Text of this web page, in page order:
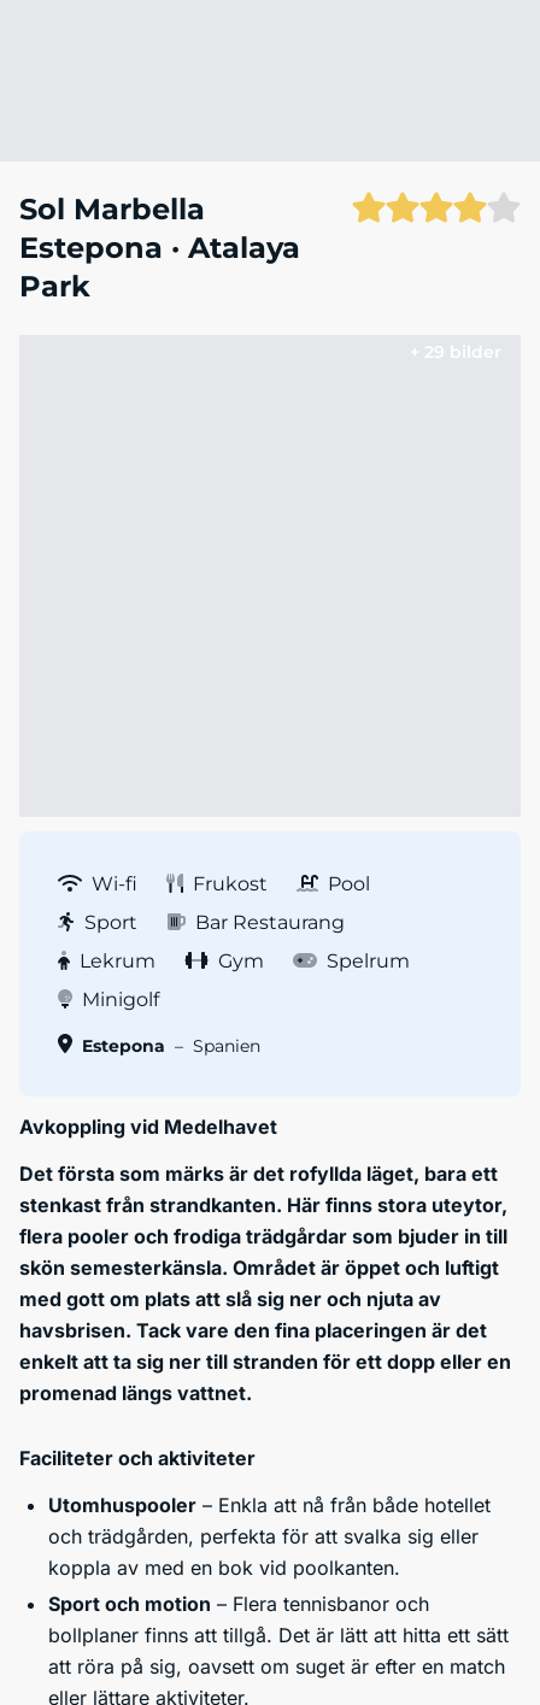
Sol Marbella
Estepona · Atalaya
Park
+ 29 bilder
Wi-fi Frukost
Pool
Sport
Bar Restaurang
Lekrum
Gym
Spelrum
Minigolf
Estepona – Spanien
Avkoppling vid Medelhavet
Det första som märks är det rofyllda läget, bara ett
stenkast från strandkanten. Här finns stora uteytor,
flera pooler och frodiga trädgårdar som bjuder in till
skön semesterkänsla. Området är öppet och luftigt
med gott om plats att slå sig ner och njuta av
havsbrisen. Tack vare den fina placeringen är det
enkelt att ta sig ner till stranden för ett dopp eller en
promenad längs vattnet.
Faciliteter och aktiviteter
Utomhuspooler – Enkla att nå från både hotellet
och trädgården, perfekta för att svalka sig eller
koppla av med en bok vid poolkanten.
Sport och motion – Flera tennisbanor och
bollplaner finns att tillgå. Det är lätt att hitta ett sätt
att röra på sig, oavsett om suget är efter en match
eller lättare aktiviteter.